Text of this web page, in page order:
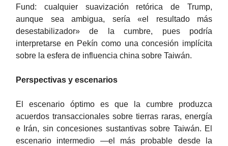
Fund: cualquier suavización retórica de Trump,
aunque sea ambigua, sería «el resultado más
desestabilizador» de la cumbre, pues podría
interpretarse en Pekín como una concesión implícita
sobre la esfera de influencia china sobre Taiwán.
Perspectivas y escenarios
El escenario óptimo es que la cumbre produzca
acuerdos transaccionales sobre tierras raras, energía
e Irán, sin concesiones sustantivas sobre Taiwán. El
escenario intermedio —el más probable desde la